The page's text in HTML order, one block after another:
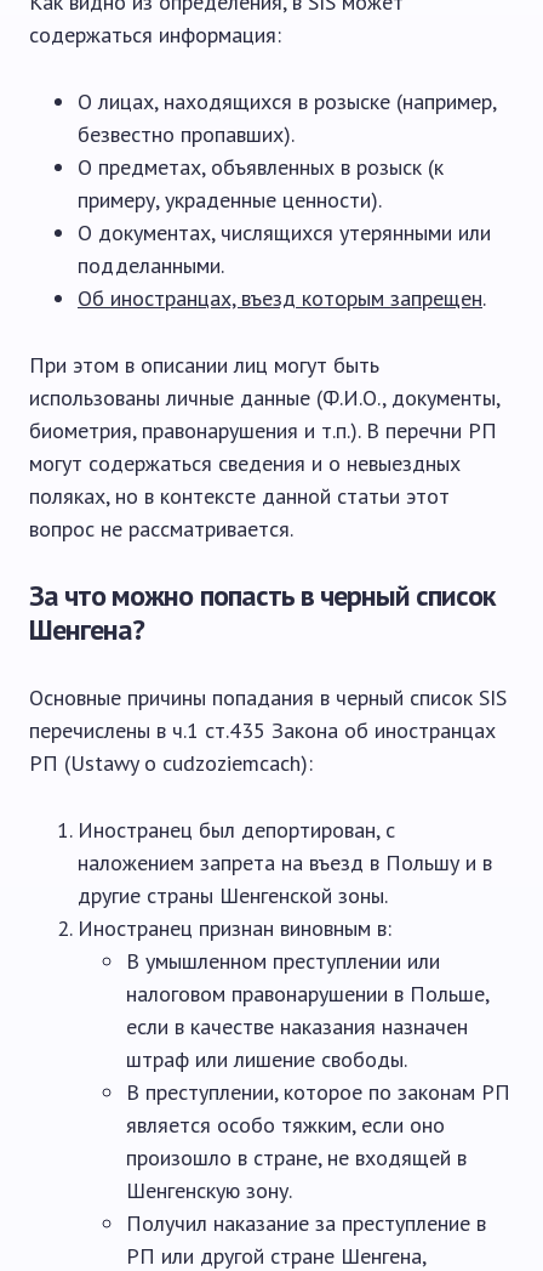
содержаться информация:
О лицах, находящихся в розыске (например,
безвестно пропавших).
О предметах, объявленных в розыск (к
примеру, украденные ценности).
О документах, числящихся утерянными или
подделанными.
Об иностранцах, въезд которым запрещен.
При этом в описании лиц могут быть
использованы личные данные (Ф.И.О., документы,
биометрия, правонарушения и т.п.). В перечни РП
могут содержаться сведения и о невыездных
поляках, но в контексте данной статьи этот
вопрос не рассматривается.
За что можно попасть в черный список
Шенгена?
Основные причины попадания в черный список SIS
перечислены в ч.1 ст.435 Закона об иностранцах
РП (Ustawy o cudzoziemcach):
Иностранец был депортирован, с
наложением запрета на въезд в Польшу и в
другие страны Шенгенской зоны.
Иностранец признан виновным в:
В умышленном преступлении или
налоговом правонарушении в Польше,
если в качестве наказания назначен
штраф или лишение свободы.
В преступлении, которое по законам РП
является особо тяжким, если оно
произошло в стране, не входящей в
Шенгенскую зону.
Получил наказание за преступление в
РП или другой стране Шенгена,